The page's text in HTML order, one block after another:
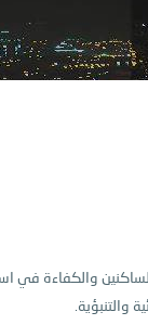
والكفاءة
والتنبؤية